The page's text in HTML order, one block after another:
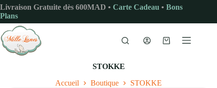
Passer
au
contenu
Livraison Gratuite dès 600MAD • Carte Cadeau • Bons
Plans
Panier
STOKKE
Accueil Boutique STOKKE